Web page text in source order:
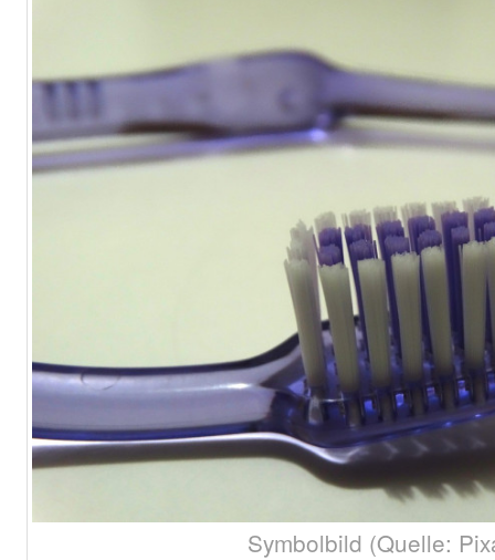
Symbolbild (Quelle: